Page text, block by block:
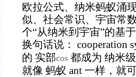
欧拉公式、纳米蚂蚁涌
似、社会常识、宇宙常
个“从纳米到宇宙”的基
换句话说： cooperation
的 实部cos 都成为 纳米
就像 蚂蚁 ant 一样，就